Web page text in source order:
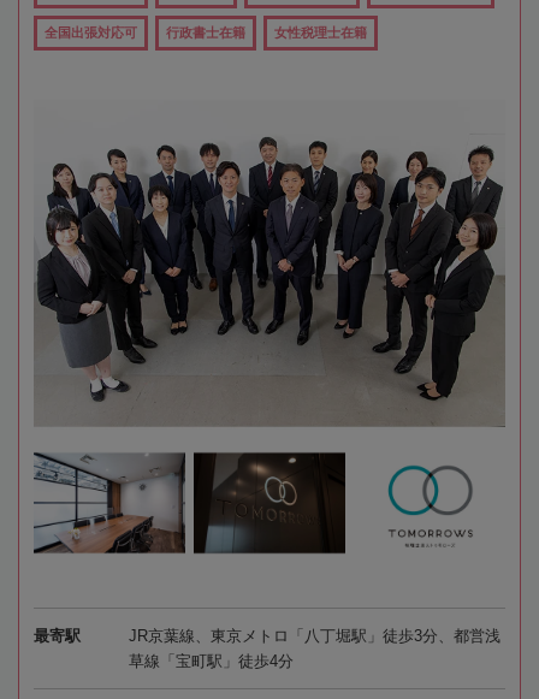
全国出張対応可 行政書士在籍 女性税理士在籍
最寄駅
JR京葉線、東京メトロ「八丁堀駅」徒歩3分、都営浅
草線「宝町駅」徒歩4分